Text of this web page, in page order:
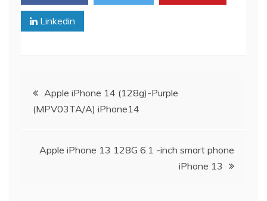
Linkedin
文
章
導
Apple iPhone 14 (128g)-Purple
(MPV03TA/A) iPhone14
Apple iPhone 13 128G 6.1 -inch smart phone
iPhone 13